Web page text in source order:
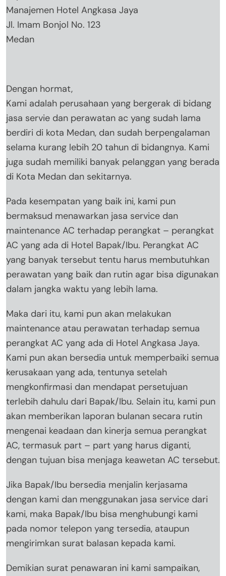
Manajemen Hotel Angkasa Jaya
Jl. Imam Bonjol No. 123
Medan
Dengan hormat,
Kami adalah perusahaan yang bergerak di bidang
jasa servie dan perawatan ac yang sudah lama
berdiri di kota Medan, dan sudah berpengalaman
selama kurang lebih 20 tahun di bidangnya. Kami
juga sudah memiliki banyak pelanggan yang berada
di Kota Medan dan sekitarnya.
Pada kesempatan yang baik ini, kami pun
bermaksud menawarkan jasa service dan
maintenance AC terhadap perangkat – perangkat
AC yang ada di Hotel Bapak/Ibu. Perangkat AC
yang banyak tersebut tentu harus membutuhkan
perawatan yang baik dan rutin agar bisa digunakan
dalam jangka waktu yang lebih lama.
Maka dari itu, kami pun akan melakukan
maintenance atau perawatan terhadap semua
perangkat AC yang ada di Hotel Angkasa Jaya.
Kami pun akan bersedia untuk memperbaiki semua
kerusakaan yang ada, tentunya setelah
mengkonfirmasi dan mendapat persetujuan
terlebih dahulu dari Bapak/Ibu. Selain itu, kami pun
akan memberikan laporan bulanan secara rutin
mengenai keadaan dan kinerja semua perangkat
AC, termasuk part – part yang harus diganti,
dengan tujuan bisa menjaga keawetan AC tersebut.
Jika Bapak/Ibu bersedia menjalin kerjasama
dengan kami dan menggunakan jasa service dari
kami, maka Bapak/Ibu bisa menghubungi kami
pada nomor telepon yang tersedia, ataupun
mengirimkan surat balasan kepada kami.
Demikian surat penawaran ini kami sampaikan,